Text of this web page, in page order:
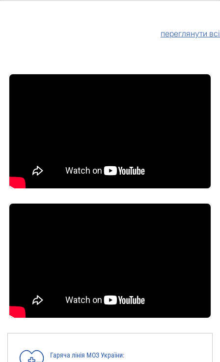
переглянути всі
Гаряча лінія МОЗ України: